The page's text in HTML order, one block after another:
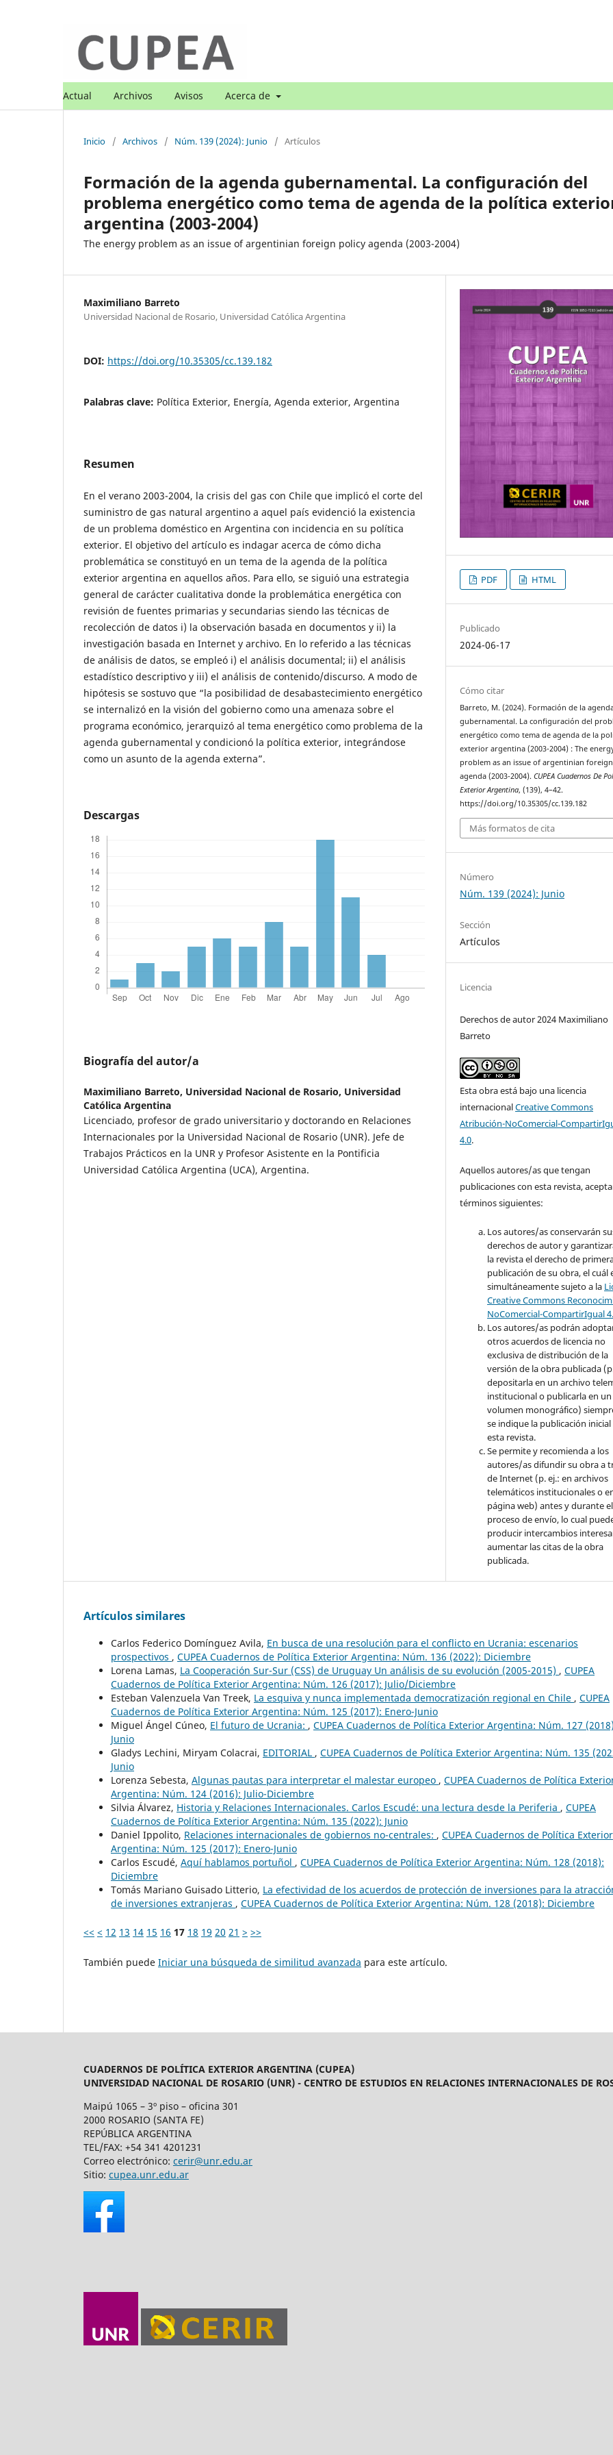
Actual Archivos Avisos Acerca de
Inicio / Archivos / Núm. 139 (2024): Junio / Artículos
Formación de la agenda gubernamental. La configuración del
problema energético como tema de agenda de la política
argentina (2003-2004)
The energy problem as an issue of argentinian foreign policy agenda (2003-2004)
Maximiliano Barreto
Universidad Nacional de Rosario, Universidad Católica Argentina
DOI: https://doi.org/10.35305/cc.139.182
Palabras clave: Política Exterior, Energía, Agenda exterior, Argentina
Resumen
En el verano 2003-2004, la crisis del gas con Chile que implicó el corte del
suministro de gas natural argentino a aquel país evidenció la existencia
de un problema doméstico en Argentina con incidencia en su política
exterior. El objetivo del artículo es indagar acerca de cómo dicha
problemática se constituyó en un tema de la agenda de la política
exterior argentina en aquellos años. Para ello, se siguió una estrategia
general de carácter cualitativa donde la problemática energética con
revisión de fuentes primarias y secundarias siendo las técnicas de
recolección de datos i) la observación basada en documentos y ii) la
investigación basada en Internet y archivo. En lo referido a las técnicas
de análisis de datos, se empleó i) el análisis documental; ii) el análisis
estadístico descriptivo y iii) el análisis de contenido/discurso. A modo de
hipótesis se sostuvo que “la posibilidad de desabastecimiento energético
se internalizó en la visión del gobierno como una amenaza sobre el
programa económico, jerarquizó al tema energético como problema de la
agenda gubernamental y condicionó la política exterior, integrándose
como un asunto de la agenda externa”.
Descargas
Biografía del autor/a
Maximiliano Barreto, Universidad Nacional de Rosario, Universidad
Católica Argentina
Licenciado, profesor de grado universitario y doctorando en Relaciones
Internacionales por la Universidad Nacional de Rosario (UNR). Jefe de
Trabajos Prácticos en la UNR y Profesor Asistente en la Pontificia
Universidad Católica Argentina (UCA), Argentina.
PDF HTML
Publicado
2024-06-17
Cómo citar
Barreto, M. (2024). Formación de la
gubernamental. La configuración del
energético como tema de agenda de la
exterior argentina (2003-2004) : The
problem as an issue of argentinian
agenda (2003-2004).CUPEA Cuadernos De
Exterior Argentina, (139), 4–42.
https://doi.org/10.35305/cc.139.182
Más formatos de cita
Número
Núm. 139 (2024): Junio
Sección
Artículos
Licencia
Derechos de autor 2024 Maximiliano
Barreto
Esta obra está bajo una licencia
internacionalCreative Commons
Atribución-NoComercial-
4.0.
Aquellos autores/as que tengan
publicaciones con esta revista,
términos siguientes:
Los autores/as conservarán
derechos de autor y
la revista el derecho de
publicación de su obra, el cuál
simultáneamente sujeto a la
Creative Commons
NoComercial-CompartirIgual
Los autores/as podrán
otros acuerdos de licencia no
exclusiva de distribución de la
versión de la obra publicada
depositarla en un archivo
institucional o publicarla en un
volumen monográfico)
se indique la publicación inicial
esta revista.
Se permite y recomienda a los
autores/as difundir su obra a
de Internet (p. ej.: en archivos
telemáticos institucionales o
página web) antes y durante el
proceso de envío, lo cual
producir intercambios
aumentar las citas de la obra
publicada.
Artículos similares
Carlos Federico Domínguez Avila, En busca de una resolución para el conflicto en Ucrania: escenarios
prospectivos , CUPEA Cuadernos de Política Exterior Argentina: Núm. 136 (2022): Diciembre
Lorena Lamas, La Cooperación Sur-Sur (CSS) de Uruguay Un análisis de su evolución (2005-2015) , CUPEA
Cuadernos de Política Exterior Argentina: Núm. 126 (2017): Julio/Diciembre
Esteban Valenzuela Van Treek, La esquiva y nunca implementada democratización regional en Chile , CUPEA
Cuadernos de Política Exterior Argentina: Núm. 125 (2017): Enero-Junio
Miguel Ángel Cúneo, El futuro de Ucrania: , CUPEA Cuadernos de Política Exterior Argentina: Núm. 127
Junio
Gladys Lechini, Miryam Colacrai, EDITORIAL , CUPEA Cuadernos de Política Exterior Argentina: Núm. 135
Junio
Lorenza Sebesta, Algunas pautas para interpretar el malestar europeo , CUPEA Cuadernos de Política
Argentina: Núm. 124 (2016): Julio-Diciembre
Silvia Álvarez, Historia y Relaciones Internacionales. Carlos Escudé: una lectura desde la Periferia , CUPEA
Cuadernos de Política Exterior Argentina: Núm. 135 (2022): Junio
Daniel Ippolito, Relaciones internacionales de gobiernos no-centrales: , CUPEA Cuadernos de Política Exterior
Argentina: Núm. 125 (2017): Enero-Junio
Carlos Escudé, Aquí hablamos portuñol , CUPEA Cuadernos de Política Exterior Argentina: Núm. 128 (2018):
Diciembre
Tomás Mariano Guisado Litterio, La efectividad de los acuerdos de protección de inversiones para la
de inversiones extranjeras , CUPEA Cuadernos de Política Exterior Argentina: Núm. 128 (2018): Diciembre
<< < 12 13 14 15 16 17 18 19 20 21 > >>
También puede Iniciar una búsqueda de similitud avanzada para este artículo.
CUADERNOS DE POLÍTICA EXTERIOR ARGENTINA (CUPEA)
UNIVERSIDAD NACIONAL DE ROSARIO (UNR) - CENTRO DE ESTUDIOS EN RELACIONES INTERNACIONALES DE
Maipú 1065 – 3º piso – oficina 301
2000 ROSARIO (SANTA FE)
REPÚBLICA ARGENTINA
TEL/FAX: +54 341 4201231
Correo electrónico: cerir@unr.edu.ar
Sitio: cupea.unr.edu.ar